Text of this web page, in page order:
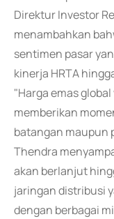
Direktur Investor
menambahkan
sentimen pasar
kinerja HRTA
"Harga emas
memberikan
batangan maupun
Thendra
akan berlanjut
jaringan distribusi
dengan berbagai